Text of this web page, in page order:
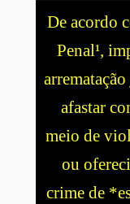
De acordo
Penal¹,
afastar
meio de
ou
crime de